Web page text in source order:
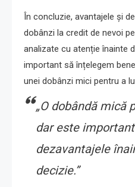
În concluzie, avantajele și
dobânzi la credit de nevoi
analizate cu atenție înainte
important să înțelegem
unei dobânzi mici pentru a
„O dobândă mică
dar este
dezavantajele
decizie.”